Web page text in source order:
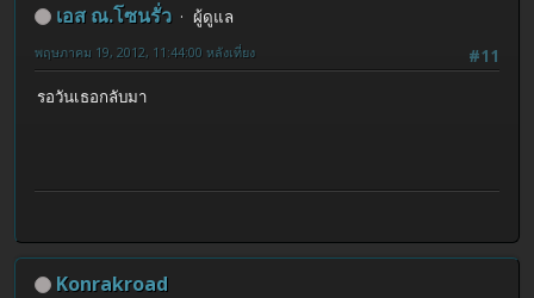
เอส ณ.โซนรั่ว
ผู้ดูแล
#11
พฤษภาคม 19, 2012, 11:44:00 หลังเที่ยง
รอวันเธอกลับมา
Konrakroad